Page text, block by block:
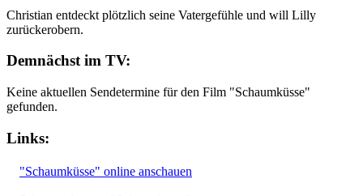
Christian entdeckt plötzlich seine Vatergefühle und will Lilly
zurückerobern.
Demnächst im TV:
Keine aktuellen Sendetermine für den Film "Schaumküsse"
gefunden.
Links:
"Schaumküsse" online anschauen